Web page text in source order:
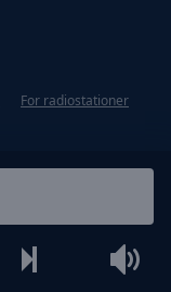
For radiostationer